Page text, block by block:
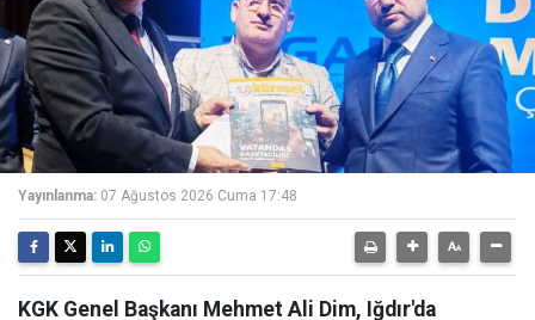
Yayınlanma: 07 Ağustos 2026 Cuma 17:48
KGK Genel Başkanı Mehmet Ali Dim, Iğdır'da